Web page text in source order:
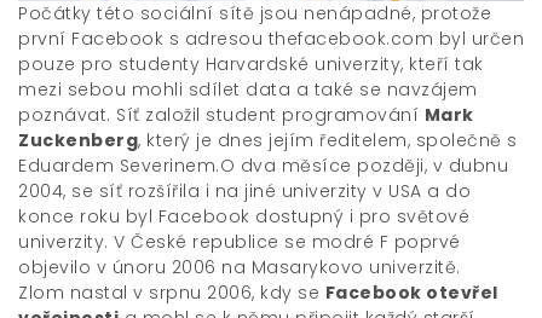
Počátky této sociální sítě jsou nenápadné, protože
první Facebook s adresou thefacebook.com byl určen
pouze pro studenty Harvardské univerzity, kteří tak
mezi sebou mohli sdílet data a také se navzájem
poznávat. Síť založil student programování Mark
Zuckenberg, který je dnes jejím ředitelem, společně s
Eduardem Severinem.O dva měsíce později, v dubnu
2004, se síť rozšířila i na jiné univerzity v USA a do
konce roku byl Facebook dostupný i pro světové
univerzity. V České republice se modré F poprvé
objevilo v únoru 2006 na Masarykovo univerzitě.
Zlom nastal v srpnu 2006, kdy se Facebook otevřel